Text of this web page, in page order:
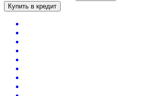
Купить в кредит